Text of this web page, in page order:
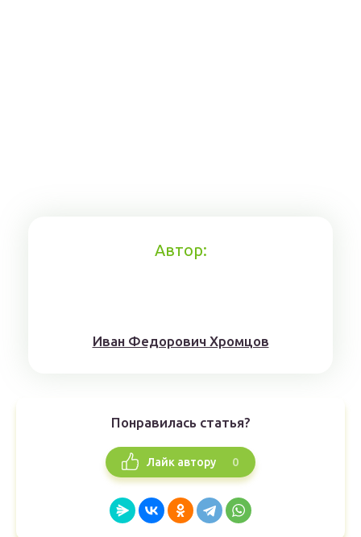
Автор:
Иван Федорович Хромцов
Понравилась статья?
Лайк автору 0